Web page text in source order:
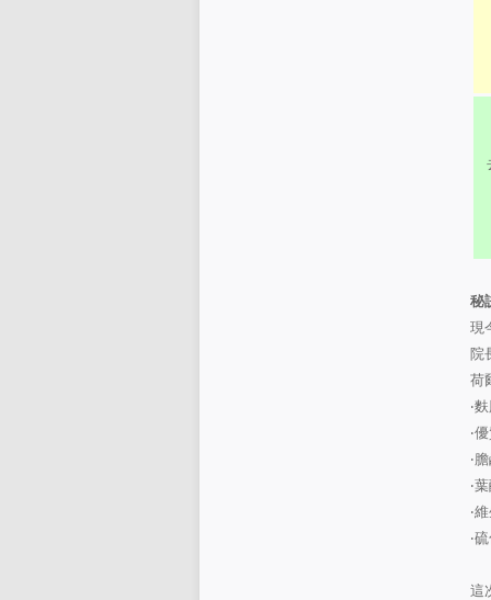
秘
現
院
荷
‧
‧
‧
‧
‧
‧
這